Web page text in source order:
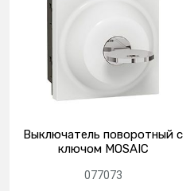
Выключатель поворотный с
ключом MOSAIC
077073